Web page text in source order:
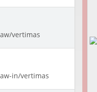
vertimas
in/vertimas